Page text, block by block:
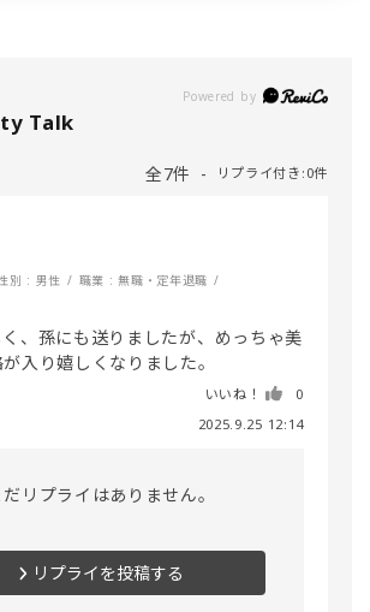
Powered by
Talk
全7件 リプライ付き:0件
別 : 男性
職業 : 無職・定年退職
、孫にも送りましたが、めっちゃ美
入り嬉しくなりました。
いいね！
0
2025.9.25 12:14
だリプライはありません。
リプライを投稿する